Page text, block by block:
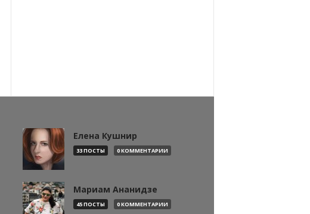
Елена Кушнир
33 ПОСТЫ 0 КОММЕНТАРИИ
Мариам Ананидзе
45 ПОСТЫ 0 КОММЕНТАРИИ